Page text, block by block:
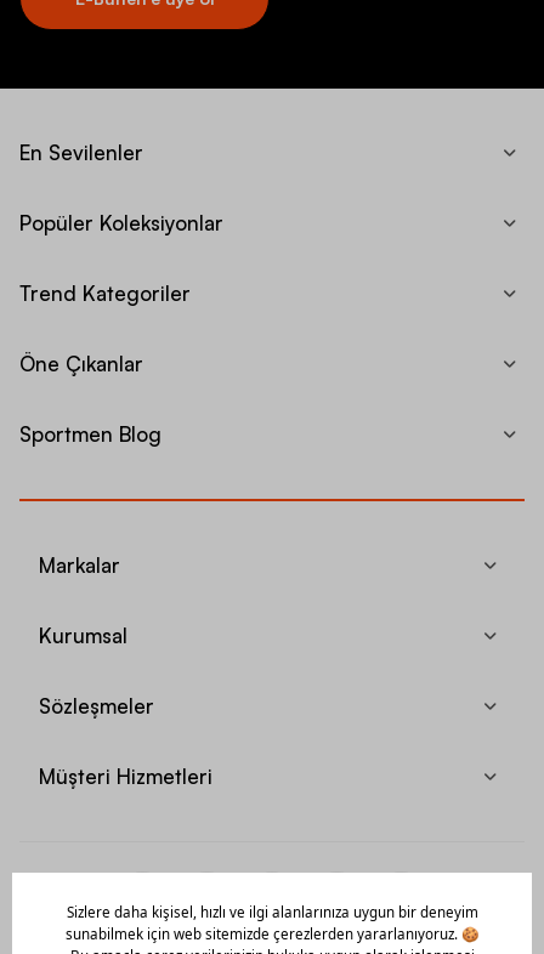
En Sevilenler
Popüler Koleksiyonlar
Trend Kategoriler
Öne Çıkanlar
Sportmen Blog
Markalar
Kurumsal
Sözleşmeler
Müşteri Hizmetleri